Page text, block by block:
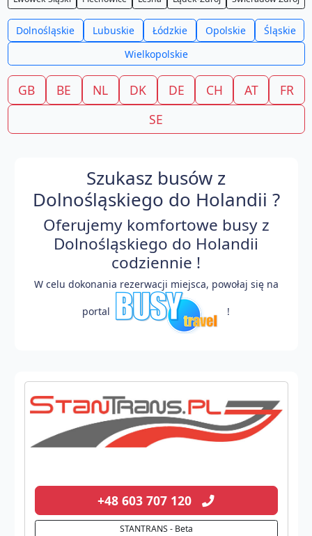
Dolnośląskie Lubuskie Łódzkie Opolskie
Śląskie
Wielkopolskie
GB BE NL DK DE CH AT
FR
SE
Szukasz busów z
Dolnośląskiego do Holandii ?
Oferujemy komfortowe busy z
Dolnośląskiego do Holandii
codziennie !
W celu dokonania rezerwacji miejsca, powołaj się na
portal !
+48 603 707 120
STANTRANS - Beta